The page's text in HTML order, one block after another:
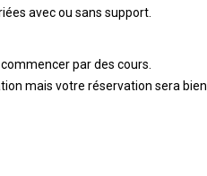
avec ou sans support.
par des cours.
mais votre réservation sera bien